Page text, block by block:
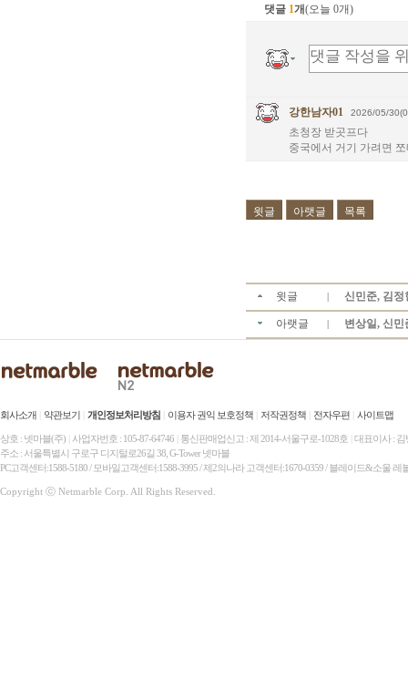
댓글 1개(오늘 0개)
강한남자01 2026/05/
초청장 받곳프다
중국에서 거기 가려면
윗글 아랫글 목록
윗글 | 신민준, 김정
아랫글 | 변상일, 신민
회사소개 약관보기 개인정보처리방침 이용자 권익 보호정책 저작권정책 전자우편 사이트맵
상호 : 넷마블(주) 사업자번호 : 105-87-64746 통신판매업신고 : 제 2014-서울구로-1028호
대표이사 : 김
주소 : 서울특별시 구로구 디지털로26길 38, G-Tower 넷마블
PC고객센터:1588-5180 / 모바일고객센터:1588-3995 / 제2의나라 고객센터:1670-0359 / 블레이드&소울
Copyright ⓒ Netmarble Corp. All Rights Reserved.